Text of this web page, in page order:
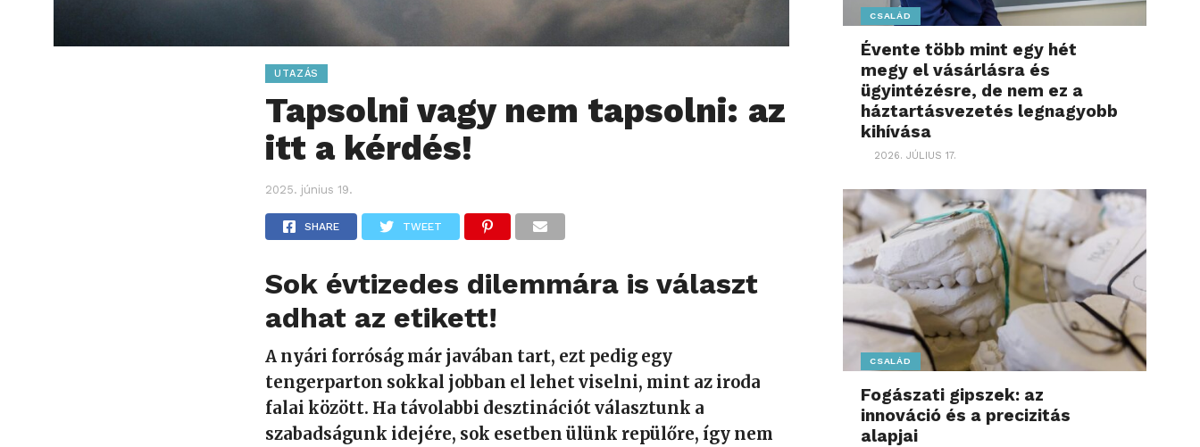
UTAZÁS
Tapsolni vagy nem tapsolni: az
itt a kérdés!
2025. június 19.
SHARE TWEET
Sok évtizedes dilemmára is választ
adhat az etikett!
A nyári forróság már javában tart, ezt pedig egy
tengerparton sokkal jobban el lehet viselni, mint az iroda
falai között. Ha távolabbi desztinációt választunk a
szabadságunk idejére, sok esetben ülünk repülőre, így nem
CSALÁD
Évente több mint egy hét
megy el vásárlásra és
ügyintézésre, de nem ez a
háztartásvezetés legnagyobb
kihívása
2026. JÚLIUS 17.
CSALÁD
Fogászati gipszek: az
innováció és a precizitás
alapjai